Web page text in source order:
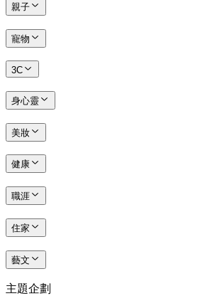
親子
寵物
3C
身心靈
美妝
健康
職涯
住家
藝文
主題企劃